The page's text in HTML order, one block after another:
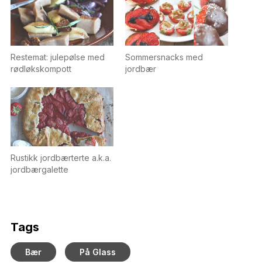
Restemat: julepølse med
rødløkskompott
Sommersnacks med
jordbær
Rustikk jordbærterte a.k.a.
jordbærgalette
Tags
Bær På Glass